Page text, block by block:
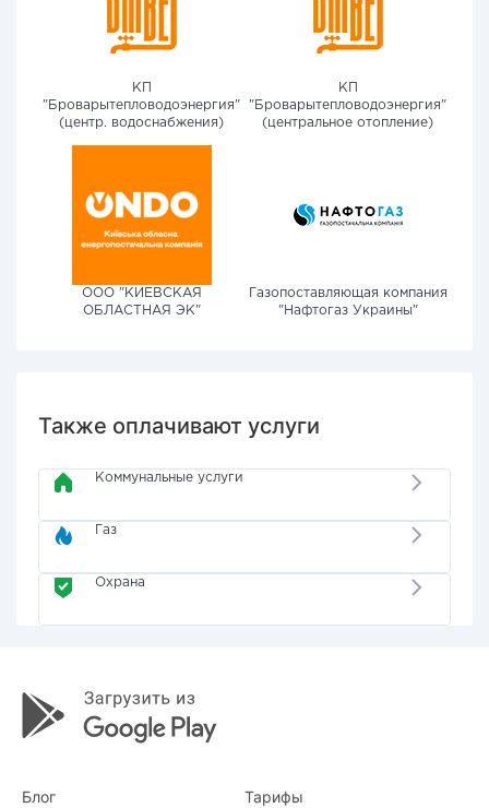
КП
"Броварытепловодоэнергия"
(центр. водоснабжения)
КП
"Броварытепловодоэнергия"
(центральное отопление)
ООО "КИЕВСКАЯ
ОБЛАСТНАЯ ЭК"
Газопоставляющая компания
"Нафтогаз Украины"
Также оплачивают услуги
Коммунальные услуги
Газ
Охрана
Блог Тарифы